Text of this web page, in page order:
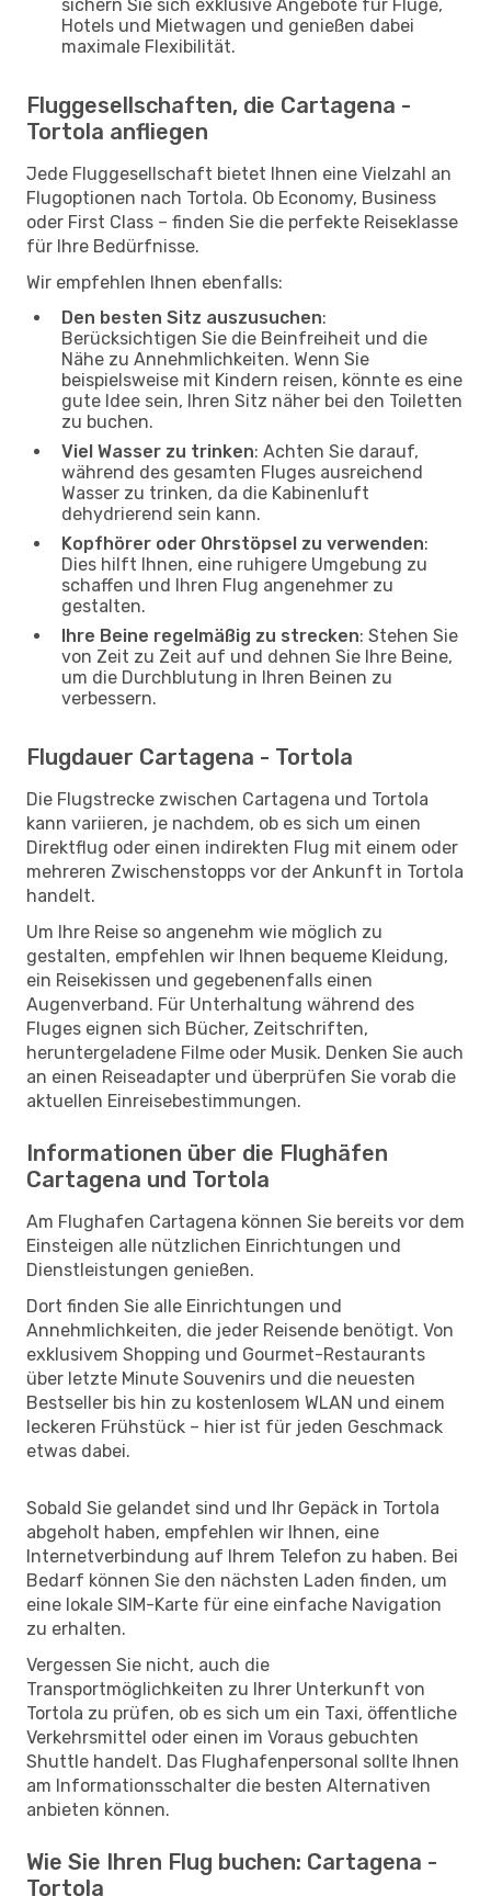
sichern Sie sich exklusive Angebote für Flüge,
Hotels und Mietwagen und genießen dabei
maximale Flexibilität.
Fluggesellschaften, die Cartagena -
Tortola anfliegen
Jede Fluggesellschaft bietet Ihnen eine Vielzahl an
Flugoptionen nach Tortola. Ob Economy, Business
oder First Class – finden Sie die perfekte Reiseklasse
für Ihre Bedürfnisse.
Wir empfehlen Ihnen ebenfalls:
Den besten Sitz auszusuchen:
Berücksichtigen Sie die Beinfreiheit und die
Nähe zu Annehmlichkeiten. Wenn Sie
beispielsweise mit Kindern reisen, könnte es eine
gute Idee sein, Ihren Sitz näher bei den Toiletten
zu buchen.
Viel Wasser zu trinken: Achten Sie darauf,
während des gesamten Fluges ausreichend
Wasser zu trinken, da die Kabinenluft
dehydrierend sein kann.
Kopfhörer oder Ohrstöpsel zu verwenden:
Dies hilft Ihnen, eine ruhigere Umgebung zu
schaffen und Ihren Flug angenehmer zu
gestalten.
Ihre Beine regelmäßig zu strecken: Stehen Sie
von Zeit zu Zeit auf und dehnen Sie Ihre Beine,
um die Durchblutung in Ihren Beinen zu
verbessern.
Flugdauer Cartagena - Tortola
Die Flugstrecke zwischen Cartagena und Tortola
kann variieren, je nachdem, ob es sich um einen
Direktflug oder einen indirekten Flug mit einem oder
mehreren Zwischenstopps vor der Ankunft in Tortola
handelt.
Um Ihre Reise so angenehm wie möglich zu
gestalten, empfehlen wir Ihnen bequeme Kleidung,
ein Reisekissen und gegebenenfalls einen
Augenverband. Für Unterhaltung während des
Fluges eignen sich Bücher, Zeitschriften,
heruntergeladene Filme oder Musik. Denken Sie auch
an einen Reiseadapter und überprüfen Sie vorab die
aktuellen Einreisebestimmungen.
Informationen über die Flughäfen
Cartagena und Tortola
Am Flughafen Cartagena können Sie bereits vor dem
Einsteigen alle nützlichen Einrichtungen und
Dienstleistungen genießen.
Dort finden Sie alle Einrichtungen und
Annehmlichkeiten, die jeder Reisende benötigt. Von
exklusivem Shopping und Gourmet-Restaurants
über letzte Minute Souvenirs und die neuesten
Bestseller bis hin zu kostenlosem WLAN und einem
leckeren Frühstück – hier ist für jeden Geschmack
etwas dabei.
Sobald Sie gelandet sind und Ihr Gepäck in Tortola
abgeholt haben, empfehlen wir Ihnen, eine
Internetverbindung auf Ihrem Telefon zu haben. Bei
Bedarf können Sie den nächsten Laden finden, um
eine lokale SIM-Karte für eine einfache Navigation
zu erhalten.
Vergessen Sie nicht, auch die
Transportmöglichkeiten zu Ihrer Unterkunft von
Tortola zu prüfen, ob es sich um ein Taxi, öffentliche
Verkehrsmittel oder einen im Voraus gebuchten
Shuttle handelt. Das Flughafenpersonal sollte Ihnen
am Informationsschalter die besten Alternativen
anbieten können.
Wie Sie Ihren Flug buchen: Cartagena -
Tortola